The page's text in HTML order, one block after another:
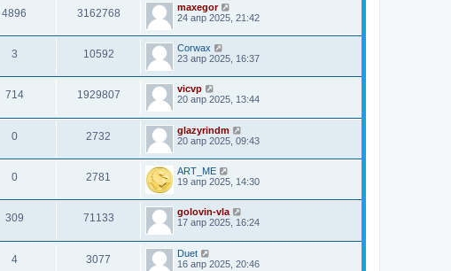
4896 3162768
maxegor
24 апр 2025, 21:42
3 10592
Corwax
23 апр 2025, 16:37
714 1929807
vicvp
20 апр 2025, 13:44
0 2732
glazyrindm
20 апр 2025, 09:43
0 2781
ART_ME
19 апр 2025, 14:30
309 71133
golovin-vla
17 апр 2025, 16:24
4 3077
Duet
16 апр 2025, 20:46